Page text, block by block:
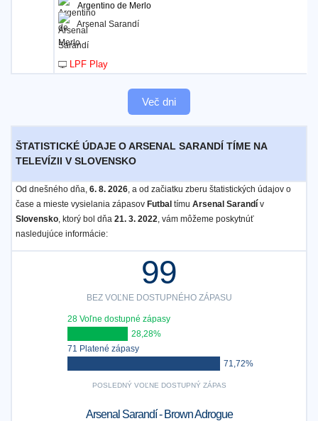
Argentino de Merlo
Arsenal Sarandí
LPF Play
Več dni
ŠTATISTICKÉ ÚDAJE O ARSENAL SARANDÍ TÍME NA
TELEVÍZII V SLOVENSKO
Od dnešného dňa, 6. 8. 2026, a od začiatku zberu štatistických údajov o
čase a mieste vysielania zápasov Futbal tímu Arsenal Sarandí v
Slovensko, ktorý bol dňa 21. 3. 2022, vám môžeme poskytnúť
nasledujúce informácie:
99
BEZ VOĽNE DOSTUPNÉHO ZÁPASU
28 Voľne dostupné zápasy
28,28%
71 Platené zápasy
71,72%
POSLEDNÝ VOĽNE DOSTUPNÝ ZÁPAS
Arsenal Sarandí - Brown Adrogue